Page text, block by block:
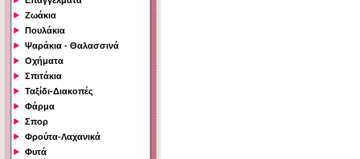
Ζωάκια
Πουλάκια
Ψαράκια - Θαλασσινά
Οχήματα
Σπιτάκια
Ταξίδι-Διακοπές
Φάρμα
Σπορ
Φρούτα-Λαχανικά
Φυτά